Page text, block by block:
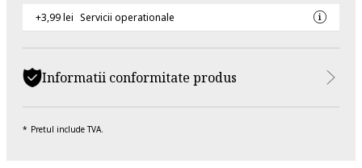
+3,99 lei Servicii operationale
Informatii conformitate produs
Pretul include TVA.